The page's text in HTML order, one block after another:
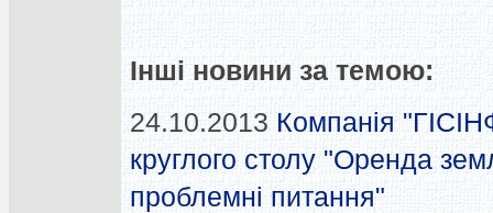
Інші новини за темою:
24.10.2013 Компанія
круглого столу "Оренда
проблемні питання"